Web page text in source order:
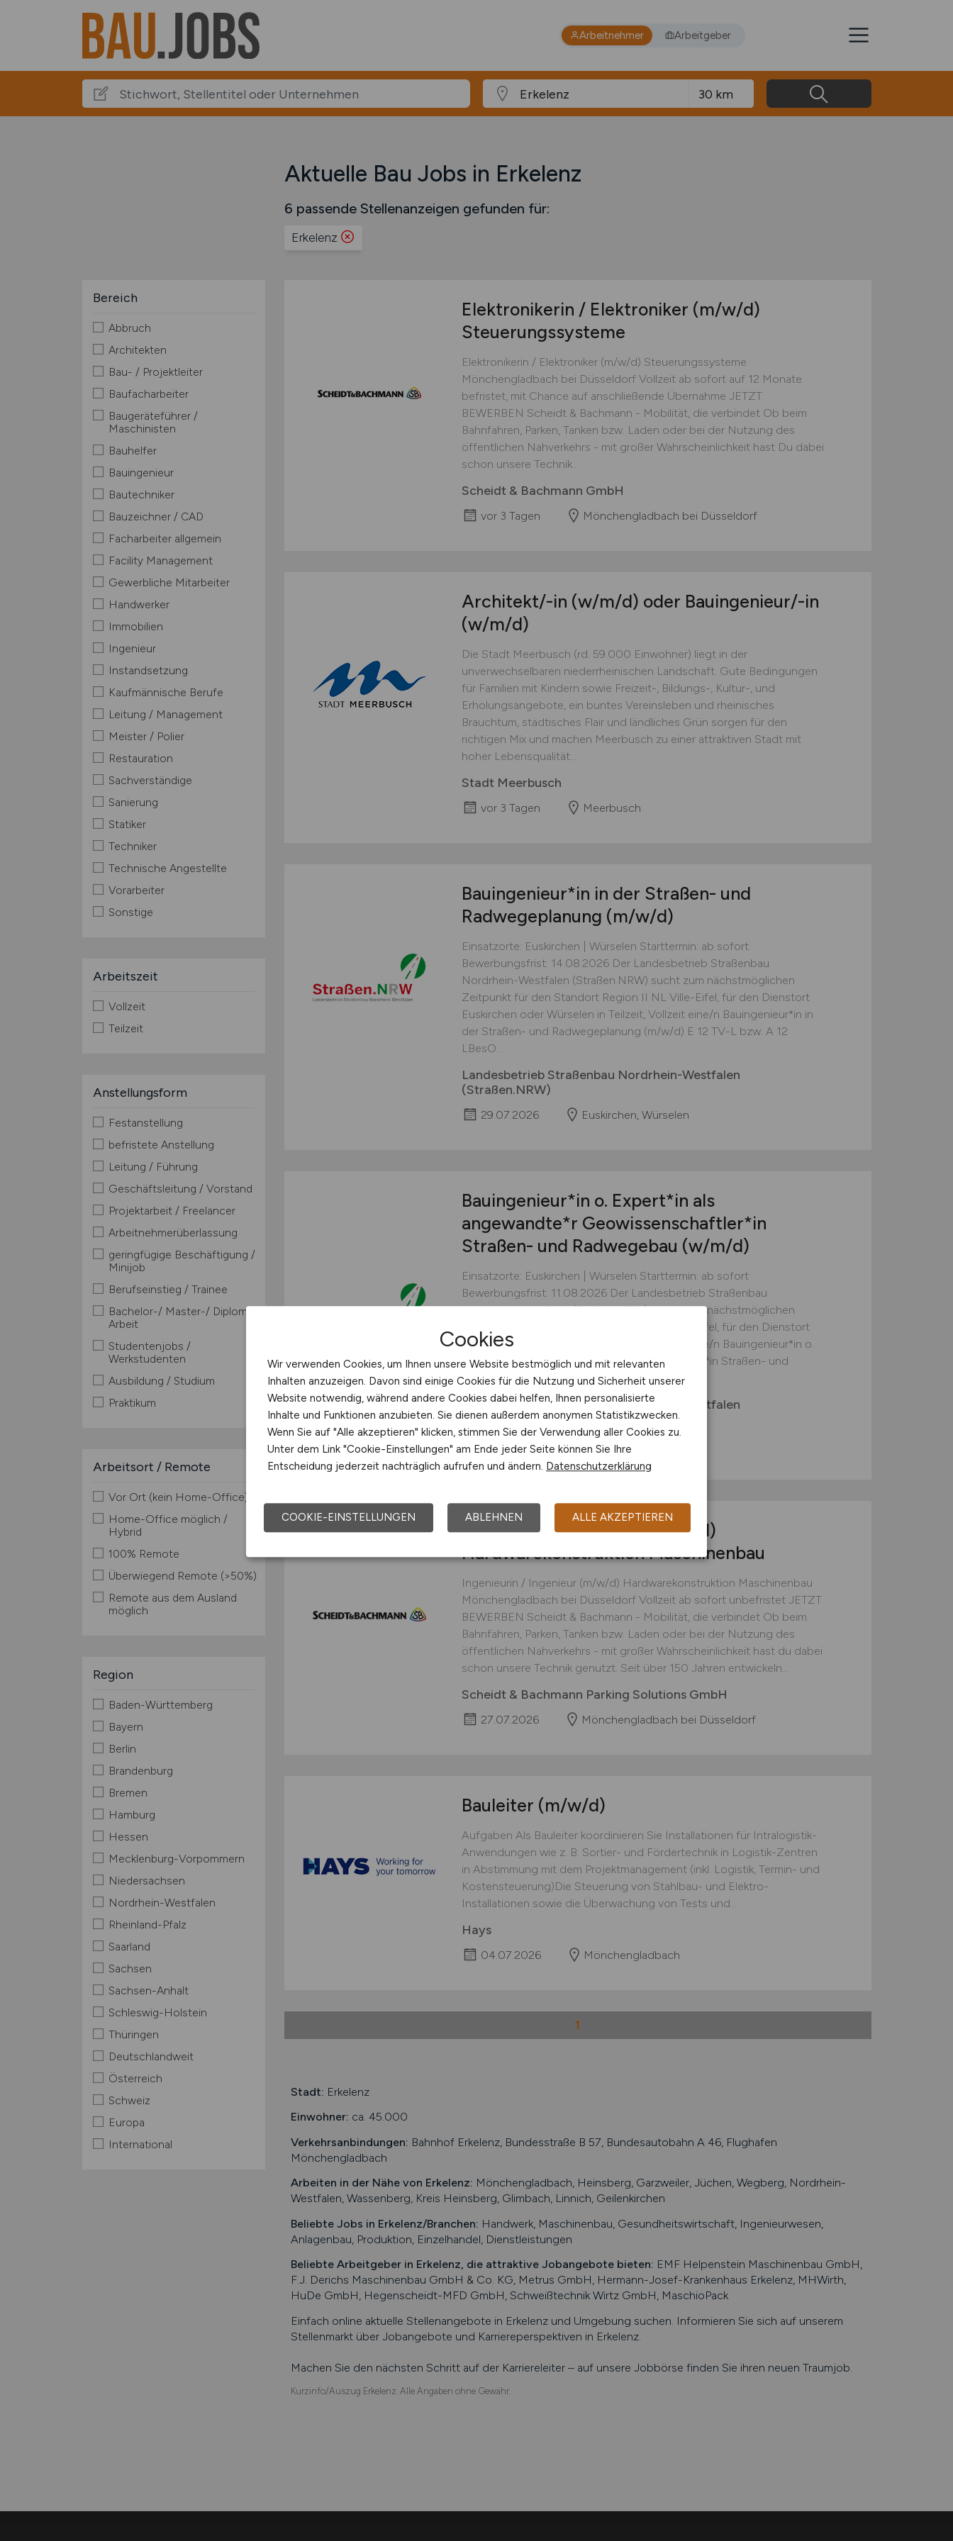
Arbeitnehmer Arbeitgeber
Aktuelle Bau Jobs in Erkelenz
6 passende Stellenanzeigen gefunden für:
Erkelenz
Bereich
Abbruch
Architekten
Bau- / Projektleiter
Baufacharbeiter
Baugeräteführer /
Maschinisten
Bauhelfer
Bauingenieur
Bautechniker
Bauzeichner / CAD
Facharbeiter allgemein
Facility Management
Gewerbliche Mitarbeiter
Handwerker
Immobilien
Ingenieur
Instandsetzung
Kaufmännische Berufe
Leitung / Management
Meister / Polier
Restauration
Sachverständige
Sanierung
Statiker
Techniker
Technische Angestellte
Vorarbeiter
Sonstige
Arbeitszeit
Vollzeit
Teilzeit
Anstellungsform
Festanstellung
befristete Anstellung
Leitung / Führung
Geschäftsleitung / Vorstand
Projektarbeit / Freelancer
Arbeitnehmerüberlassung
geringfügige Beschäftigung /
Minijob
Berufseinstieg / Trainee
Bachelor-/ Master-/ Diplom-
Arbeit
Studentenjobs /
Werkstudenten
Ausbildung / Studium
Praktikum
Arbeitsort / Remote
Vor Ort (kein Home-Office)
Home-Office möglich /
Hybrid
100% Remote
Überwiegend Remote (>50%)
Remote aus dem Ausland
möglich
Region
Baden-Württemberg
Bayern
Berlin
Brandenburg
Bremen
Hamburg
Hessen
Mecklenburg-Vorpommern
Niedersachsen
Nordrhein-Westfalen
Rheinland-Pfalz
Saarland
Sachsen
Sachsen-Anhalt
Schleswig-Holstein
Thüringen
Deutschlandweit
Österreich
Schweiz
Europa
International
Elektronikerin / Elektroniker (m/w/d)
Steuerungssysteme
Elektronikerin / Elektroniker (m/w/d) Steuerungssysteme
Mönchengladbach bei Düsseldorf Vollzeit ab sofort auf 12 Monate
befristet, mit Chance auf anschließende Übernahme JETZT
BEWERBEN Scheidt & Bachmann - Mobilität, die verbindet Ob beim
Bahnfahren, Parken, Tanken bzw. Laden oder bei der Nutzung des
öffentlichen Nahverkehrs - mit großer Wahrscheinlichkeit hast Du dabei
schon unsere Technik...
Scheidt & Bachmann GmbH
vor 3 Tagen Mönchengladbach bei Düsseldorf
Architekt/-in (w/m/d) oder Bauingenieur/-in
(w/m/d)
Die Stadt Meerbusch (rd. 59.000 Einwohner) liegt in der
unverwechselbaren niederrheinischen Landschaft. Gute Bedingungen
für Familien mit Kindern sowie Freizeit-, Bildungs-, Kultur-, und
Erholungsangebote, ein buntes Vereinsleben und rheinisches
Brauchtum, städtisches Flair und ländliches Grün sorgen für den
richtigen Mix und machen Meerbusch zu einer attraktiven Stadt mit
hoher Lebensqualität....
Stadt Meerbusch
vor 3 Tagen Meerbusch
Bauingenieur*in in der Straßen- und
Radwegeplanung (m/w/d)
Einsatzorte: Euskirchen | Würselen Starttermin: ab sofort
Bewerbungsfrist: 14.08.2026 Der Landesbetrieb Straßenbau
Nordrhein-Westfalen (Straßen.NRW) sucht zum nächstmöglichen
Zeitpunkt für den Standort Region II NL Ville-Eifel, für den Dienstort
Euskirchen oder Würselen in Teilzeit, Vollzeit eine/n Bauingenieur*in in
der Straßen- und Radwegeplanung (m/w/d) E 12 TV-L bzw. A 12
LBesO...
Landesbetrieb Straßenbau Nordrhein-Westfalen
(Straßen.NRW)
29.07.2026 Euskirchen, Würselen
Bauingenieur*in o. Expert*in als
angewandte*r Geowissenschaftler*in
Straßen- und Radwegebau (w/m/d)
Einsatzorte: Euskirchen | Würselen Starttermin: ab sofort
Bewerbungsfrist: 11.08.2026 Der Landesbetrieb Straßenbau
Nordrhein-Westfalen (Straßen.NRW) sucht zum nächstmöglichen
Zeitpunkt für den Standort Region II NL Ville-Eifel, für den Dienstort
Euskirchen oder Würselen in Teilzeit, Vollzeit eine/n Bauingenieur*in o.
Expert*in als angewandte*r Geowissenschaftler*in Straßen- und
Radwegebau...
Landesbetrieb Straßenbau Nordrhein-Westfalen
(Straßen.NRW)
29.07.2026 Euskirchen, Würselen
Ingenieurin / Ingenieur(m/w/d)
Hardwarekonstruktion Maschinenbau
Ingenieurin / Ingenieur (m/w/d) Hardwarekonstruktion Maschinenbau
Mönchengladbach bei Düsseldorf Vollzeit ab sofort unbefristet JETZT
BEWERBEN Scheidt & Bachmann - Mobilität, die verbindet Ob beim
Bahnfahren, Parken, Tanken bzw. Laden oder bei der Nutzung des
öffentlichen Nahverkehrs - mit großer Wahrscheinlichkeit hast du dabei
schon unsere Technik genutzt. Seit über 150 Jahren entwickeln...
Scheidt & Bachmann Parking Solutions GmbH
27.07.2026 Mönchengladbach bei Düsseldorf
Bauleiter (m/w/d)
Aufgaben Als Bauleiter koordinieren Sie Installationen für Intralogistik-
Anwendungen wie z. B. Sortier- und Fördertechnik in Logistik-Zentren
in Abstimmung mit dem Projektmanagement (inkl. Logistik, Termin- und
Kostensteuerung)Die Steuerung von Stahlbau- und Elektro-
Installationen sowie die Überwachung von Tests und...
Hays
04.07.2026 Mönchengladbach
1
Stadt: Erkelenz
Einwohner: ca. 45.000
Verkehrsanbindungen: Bahnhof Erkelenz, Bundesstraße B 57, Bundesautobahn A 46, Flughafen
Mönchengladbach
Arbeiten in der Nähe von Erkelenz: Mönchengladbach, Heinsberg, Garzweiler, Jüchen, Wegberg, Nordrhein-
Westfalen, Wassenberg, Kreis Heinsberg, Glimbach, Linnich, Geilenkirchen
Beliebte Jobs in Erkelenz/Branchen: Handwerk, Maschinenbau, Gesundheitswirtschaft, Ingenieurwesen,
Anlagenbau, Produktion, Einzelhandel, Dienstleistungen
Beliebte Arbeitgeber in Erkelenz, die attraktive Jobangebote bieten: EMF Helpenstein Maschinenbau GmbH,
F.J. Derichs Maschinenbau GmbH & Co. KG, Metrus GmbH, Hermann-Josef-Krankenhaus Erkelenz, MHWirth,
HuDe GmbH, Hegenscheidt-MFD GmbH, Schweißtechnik Wirtz GmbH, MaschioPack
Einfach online aktuelle Stellenangebote in Erkelenzund Umgebung suchen. Informieren Sie sich auf unserem
Stellenmarkt über Jobangebote und Karriereperspektiven in Erkelenz.
Machen Sie den nächsten Schritt auf der Karriereleiter – auf unsere Jobbörse finden Sie ihren neuen Traumjob.
Kurzinfo/Auszug Erkelenz. Alle Angaben ohne Gewähr.
Cookies
Wir verwenden Cookies, um Ihnen unsere Website bestmöglich und mit relevanten
Inhalten anzuzeigen. Davon sind einige Cookies für die Nutzung und Sicherheit unserer
Website notwendig, während andere Cookies dabei helfen, Ihnen personalisierte
Inhalte und Funktionen anzubieten. Sie dienen außerdem anonymen Statistikzwecken.
Wenn Sie auf "Alle akzeptieren" klicken, stimmen Sie der Verwendung aller Cookies zu.
Unter dem Link "Cookie-Einstellungen" am Ende jeder Seite können Sie Ihre
Entscheidung jederzeit nachträglich aufrufen und ändern. Datenschutzerklärung
COOKIE-EINSTELLUNGEN ABLEHNEN ALLE AKZEPTIEREN